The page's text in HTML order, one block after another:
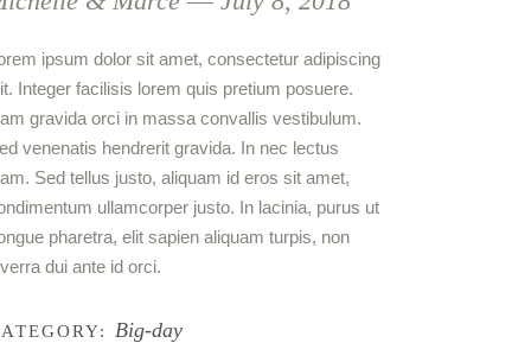
ipsum dolor sit amet, consectetur adipiscing
Integer facilisis lorem quis pretium posuere.
gravida orci in massa convallis vestibulum.
venenatis hendrerit gravida. In nec lectus
Sed tellus justo, aliquam id eros sit amet,
ullamcorper justo. In lacinia, purus ut
pharetra, elit sapien aliquam turpis, non
dui ante id orci.
Big-day